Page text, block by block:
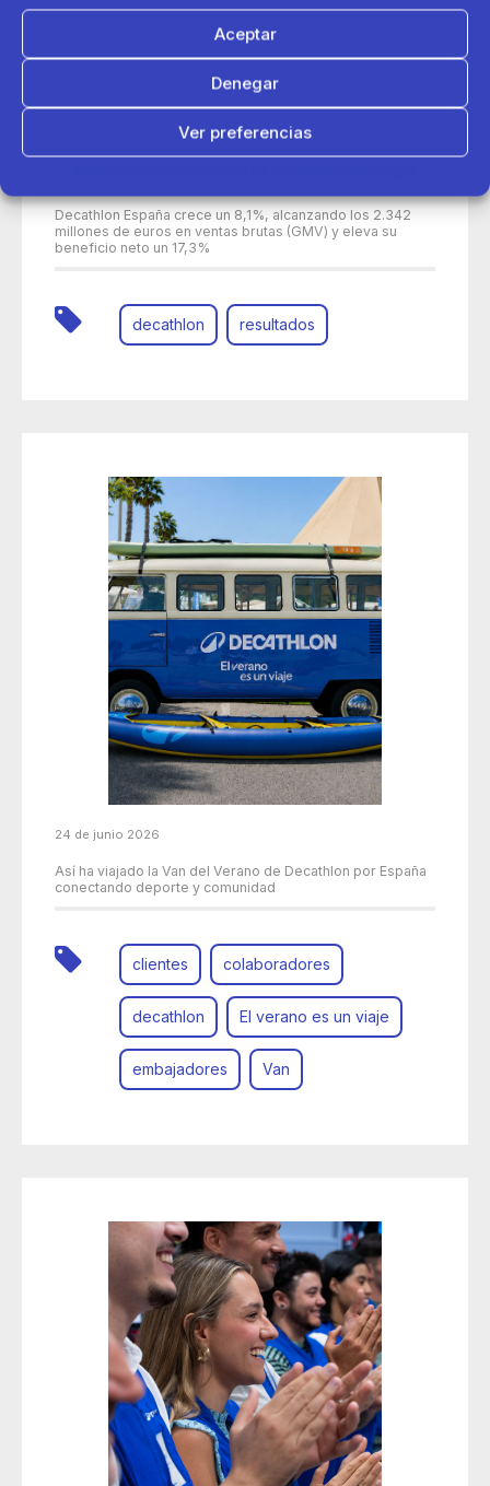
Aceptar
Denegar
Ver preferencias
Decathlon España crece un 8,1%, alcanzando los 2.342
millones de euros en ventas brutas (GMV) y eleva su
beneficio neto un 17,3%
decathlon resultados
24 de junio 2026
Así ha viajado la Van del Verano de Decathlon por España
conectando deporte y comunidad
clientes colaboradores
decathlon El verano es un viaje
embajadores Van